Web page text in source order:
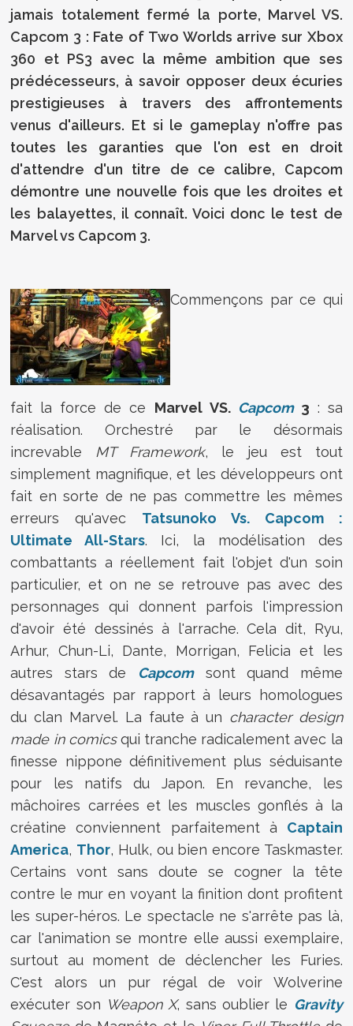
jamais totalement fermé la porte, Marvel VS.
Capcom 3 : Fate of Two Worlds arrive sur Xbox
360 et PS3 avec la même ambition que ses
prédécesseurs, à savoir opposer deux écuries
prestigieuses à travers des affrontements
venus d'ailleurs. Et si le gameplay n'offre pas
toutes les garanties que l'on est en droit
d'attendre d'un titre de ce calibre, Capcom
démontre une nouvelle fois que les droites et
les balayettes, il connaît. Voici donc le test de
Marvel vs Capcom 3.
Commençons par ce qui
fait la force de ce Marvel VS. Capcom3 : sa
réalisation. Orchestré par le désormais
increvable MT Framework, le jeu est tout
simplement magnifique, et les développeurs ont
fait en sorte de ne pas commettre les mêmes
erreurs qu'avec Tatsunoko Vs. Capcom :
Ultimate All-Stars. Ici, la modélisation des
combattants a réellement fait l'objet d'un soin
particulier, et on ne se retrouve pas avec des
personnages qui donnent parfois l'impression
d'avoir été dessinés à l'arrache. Cela dit, Ryu,
Arhur, Chun-Li, Dante, Morrigan, Felicia et les
autres stars de Capcomsont quand même
désavantagés par rapport à leurs homologues
du clan Marvel. La faute à un character design
made in comicsqui tranche radicalement avec la
finesse nippone définitivement plus séduisante
pour les natifs du Japon. En revanche, les
mâchoires carrées et les muscles gonflés à la
créatine conviennent parfaitement à Captain
America, Thor, Hulk, ou bien encore Taskmaster.
Certains vont sans doute se cogner la tête
contre le mur en voyant la finition dont profitent
les super-héros. Le spectacle ne s'arrête pas là,
car l'animation se montre elle aussi exemplaire,
surtout au moment de déclencher les Furies.
C'est alors un pur régal de voir Wolverine
exécuter son Weapon X, sans oublier le Gravity